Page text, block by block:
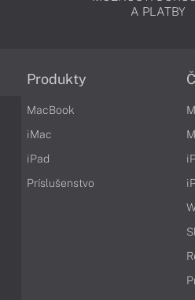
A PLATBY
Produkty
MacBook
iMac
iPad
Príslušenstvo